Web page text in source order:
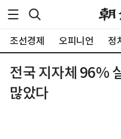
조선경제 오피니언 정
전국 지자체 96%
많았다